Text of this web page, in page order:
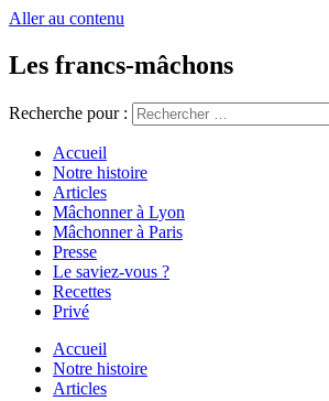
Aller au contenu
Les francs-mâchons
Recherche pour :
Accueil
Notre histoire
Articles
Mâchonner à Lyon
Mâchonner à Paris
Presse
Le saviez-vous ?
Recettes
Privé
Accueil
Notre histoire
Articles